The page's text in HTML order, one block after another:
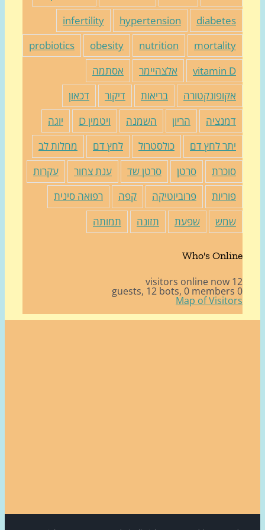
hypertension
infertility
nutrition
obesity
probiotics
vitamin
אלצהיימר
אסתמה
בריאות דיקור
דכאון
הריון השמנה ויטמין D
יוגה
לחץ דם
כולסטרול לחץ דם
מחלות לב
סרטן סרטן שד ענת צחור
עקרות
פרוביוטיקה קפה
רפואה סינית
שפעת תזונה תמותה
Who's
12 bots, 0 members
Map of